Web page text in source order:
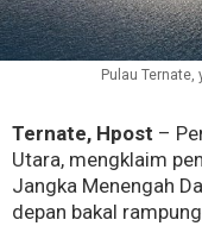
Pulau Ternate,
Ternate, Hpost –
Utara, mengklaim
Jangka Menengah
depan bakal